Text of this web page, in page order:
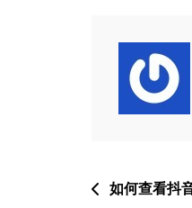
文如何查看抖